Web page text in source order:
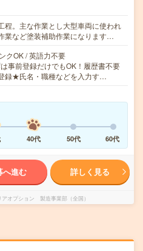
程。主な作業とし大型車両に使われ
業など塗装補助作業になります…
クOK / 英語力不要
事前登録だけでもOK！履歴書不要
録★氏名・職種などを入力す…
40代 50代 60代
へ進む 詳しく見る
オプション 製造事業部（全国）